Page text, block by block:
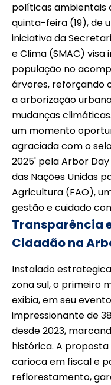
políticas ambientais
quinta-feira (19), de
iniciativa da
e Clima (SMAC)
população no
árvores, reforçando
a arborização
mudanças
um momento
agraciada com o
2025' pela Arbor
das Nações Unidas
Agricultura (FAO),
gestão e cuidado
Transparência
Cidadão na
Instalado
zona sul, o primeiro
exibia, em seu
impressionante de
desde 2023,
histórica. A
carioca em fiscal e
reflorestamento,